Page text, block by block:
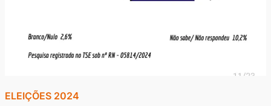
ELEIÇÕES 2024